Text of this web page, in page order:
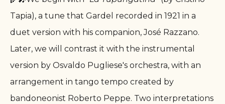
Tapia), a tune that Gardel recorded in 1921 in a
duet version with his companion, José Razzano.
Later, we will contrast it with the instrumental
version by Osvaldo Pugliese's orchestra, with an
arrangement in tango tempo created by
bandoneonist Roberto Peppe. Two interpretations